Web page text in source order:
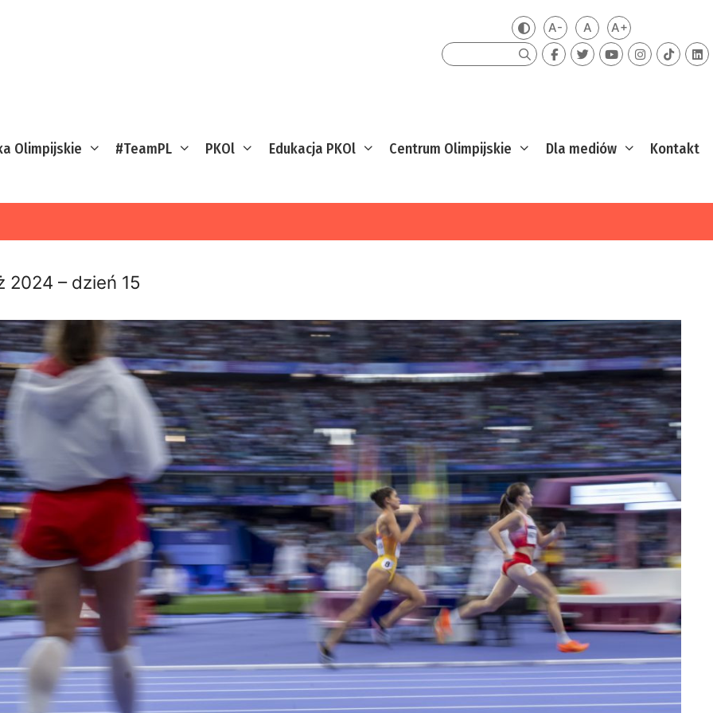
Zmień kontrast
A-Mniejsza czcionka
ADomyślna czcionka
A+Większa
Szukaj
Olimpijskie #TeamPL PKOl Edukacja PKOl Centrum Olimpijskie Dla mediów Kontakt
2024 – dzień 15